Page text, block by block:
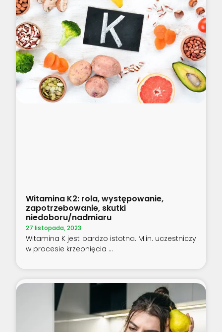
Witamina K2: rola, występowanie,
zapotrzebowanie, skutki
niedoboru/nadmiaru
27 listopada, 2023
Witamina K jest bardzo istotna. M.in. uczestniczy
w procesie krzepnięcia